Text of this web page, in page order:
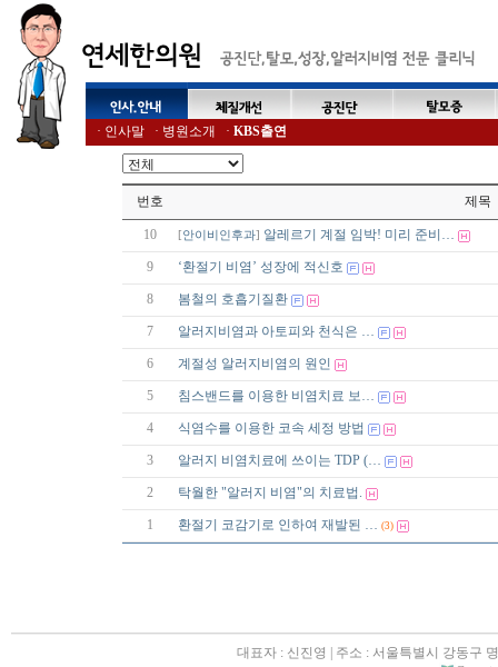
· 인사말 · 병원소개 · KBS출연
번호 제목
10 [안이비인후과] 알레르기 계절 임박! 미리 준비…
9 ‘환절기 비염’ 성장에 적신호
8 봄철의 호흡기질환
7 알러지비염과 아토피와 천식은 …
6 계절성 알러지비염의 원인
5 침스밴드를 이용한 비염치료 보…
4 식염수를 이용한 코속 세정 방법
3 알러지 비염치료에 쓰이는 TDP (…
2 탁월한 "알러지 비염"의 치료법.
1 환절기 코감기로 인하여 재발된 … (3)
대표자 : 신진영 | 주소 : 서울특별시 강동구